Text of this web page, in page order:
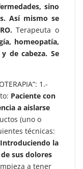
sino
Así mismo se
Terapeuta o
homeopatía,
de cabeza. Se
1.-
Paciente con
a aislarse
(uno o
técnicas:
Introduciendo la
sus dolores
a tener